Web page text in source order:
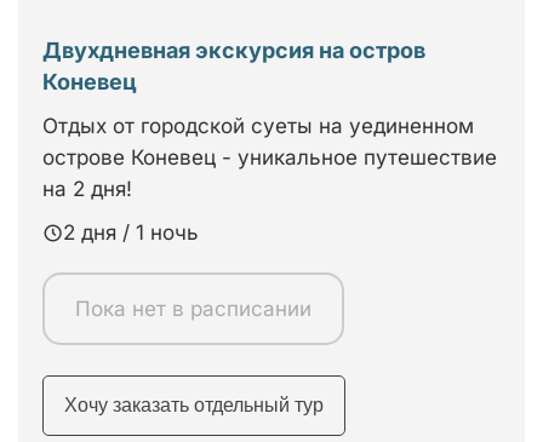
Двухдневная экскурсия на остров
Коневец
Отдых от городской суеты на уединенном
острове Коневец - уникальное путешествие
на 2 дня!
2 дня / 1 ночь
Пока нет в расписании
Хочу заказать отдельный тур